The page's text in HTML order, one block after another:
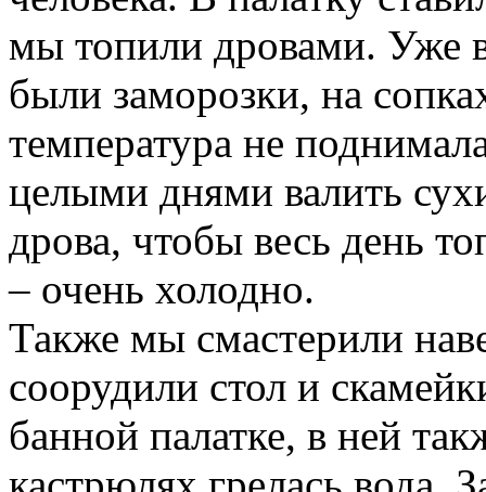
мы топили дровами. Уже
были заморозки, на
температура не
целыми днями валить
дрова, чтобы весь день
– очень холодно.
Также мы смастерили
соорудили стол и
банной палатке, в ней